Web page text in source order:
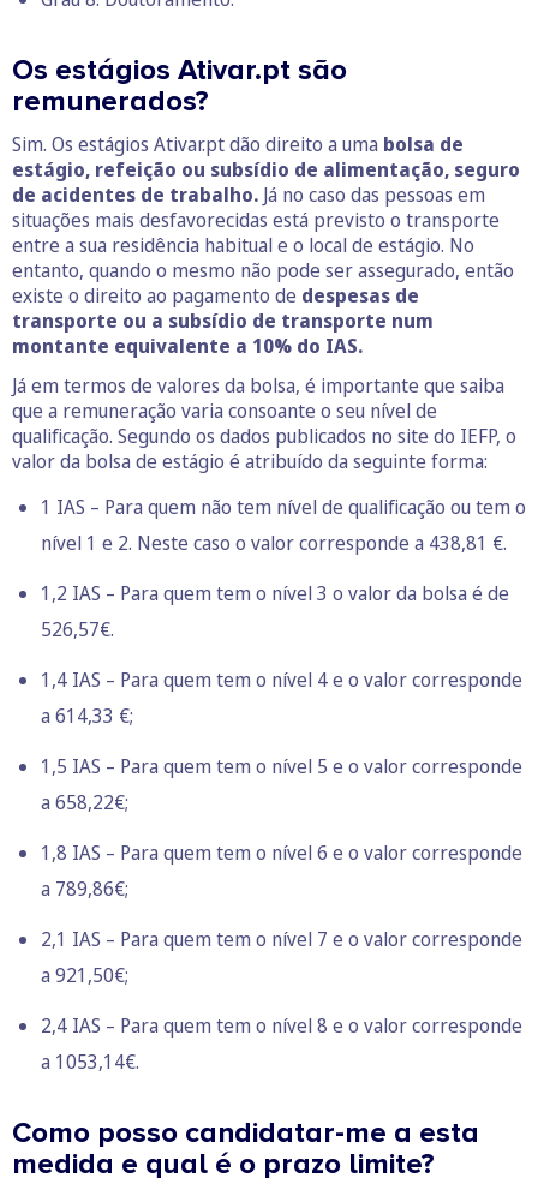
Os estágios Ativar.pt são
remunerados?
Sim. Os estágios Ativar.pt dão direito a uma bolsa de
estágio, refeição ou subsídio de alimentação, seguro
de acidentes de trabalho. Já no caso das pessoas em
situações mais desfavorecidas está previsto o transporte
entre a sua residência habitual e o local de estágio. No
entanto, quando o mesmo não pode ser assegurado, então
existe o direito ao pagamento de despesas de
transporte ou a subsídio de transporte num
montante equivalente a 10% do IAS.
Já em termos de valores da bolsa, é importante que saiba
que a remuneração varia consoante o seu nível de
qualificação. Segundo os dados publicados no site do IEFP, o
valor da bolsa de estágio é atribuído da seguinte forma:
1 IAS – Para quem não tem nível de qualificação ou tem o
nível 1 e 2. Neste caso o valor corresponde a 438,81 €.
1,2 IAS – Para quem tem o nível 3 o valor da bolsa é de
526,57€.
1,4 IAS – Para quem tem o nível 4 e o valor corresponde
a 614,33 €;
1,5 IAS – Para quem tem o nível 5 e o valor corresponde
a 658,22€;
1,8 IAS – Para quem tem o nível 6 e o valor corresponde
a 789,86€;
2,1 IAS – Para quem tem o nível 7 e o valor corresponde
a 921,50€;
2,4 IAS – Para quem tem o nível 8 e o valor corresponde
a 1053,14€.
Como posso candidatar-me a esta
medida e qual é o prazo limite?